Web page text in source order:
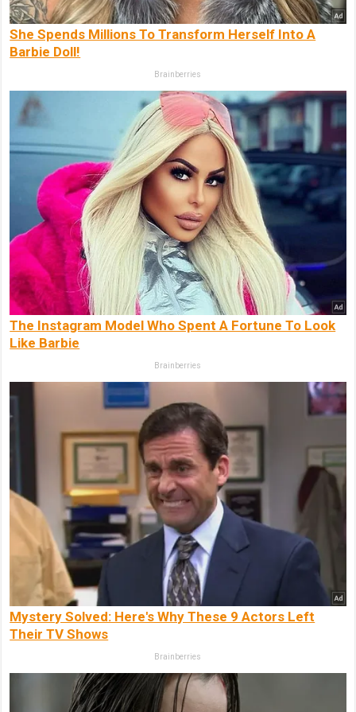
She Spends Millions To Transform Herself Into A
Barbie Doll!
Brainberries
The Instagram Model Who Spent A Fortune To Look
Like Barbie
Brainberries
Mystery Solved: Here's Why These 9 Actors Left
Their TV Shows
Brainberries